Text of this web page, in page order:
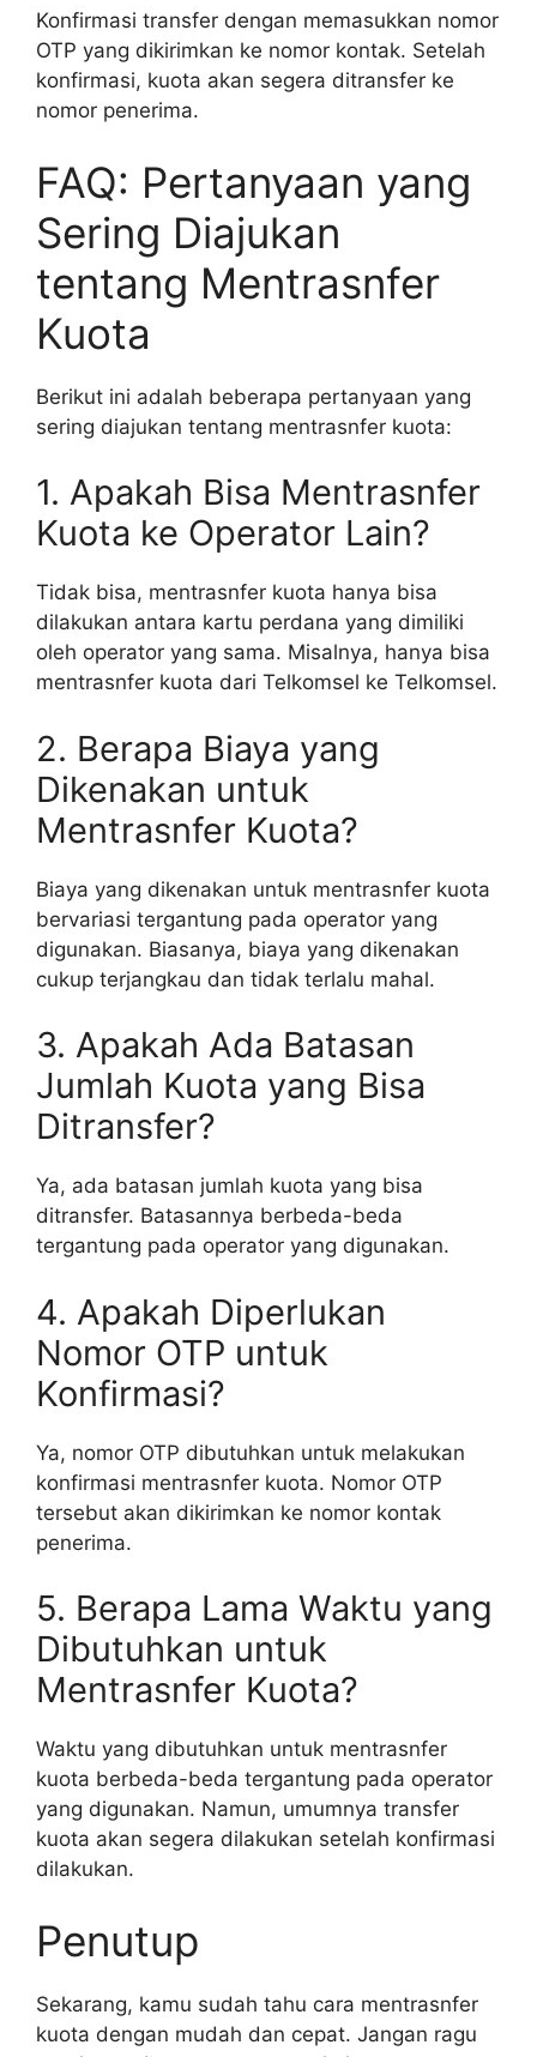
Konfirmasi transfer dengan memasukkan nomor
OTP yang dikirimkan ke nomor kontak. Setelah
konfirmasi, kuota akan segera ditransfer ke
nomor penerima.
FAQ: Pertanyaan yang
Sering Diajukan
tentang Mentrasnfer
Kuota
Berikut ini adalah beberapa pertanyaan yang
sering diajukan tentang mentrasnfer kuota:
1. Apakah Bisa Mentrasnfer
Kuota ke Operator Lain?
Tidak bisa, mentrasnfer kuota hanya bisa
dilakukan antara kartu perdana yang dimiliki
oleh operator yang sama. Misalnya, hanya bisa
mentrasnfer kuota dari Telkomsel ke Telkomsel.
2. Berapa Biaya yang
Dikenakan untuk
Mentrasnfer Kuota?
Biaya yang dikenakan untuk mentrasnfer kuota
bervariasi tergantung pada operator yang
digunakan. Biasanya, biaya yang dikenakan
cukup terjangkau dan tidak terlalu mahal.
3. Apakah Ada Batasan
Jumlah Kuota yang Bisa
Ditransfer?
Ya, ada batasan jumlah kuota yang bisa
ditransfer. Batasannya berbeda-beda
tergantung pada operator yang digunakan.
4. Apakah Diperlukan
Nomor OTP untuk
Konfirmasi?
Ya, nomor OTP dibutuhkan untuk melakukan
konfirmasi mentrasnfer kuota. Nomor OTP
tersebut akan dikirimkan ke nomor kontak
penerima.
5. Berapa Lama Waktu yang
Dibutuhkan untuk
Mentrasnfer Kuota?
Waktu yang dibutuhkan untuk mentrasnfer
kuota berbeda-beda tergantung pada operator
yang digunakan. Namun, umumnya transfer
kuota akan segera dilakukan setelah konfirmasi
dilakukan.
Penutup
Sekarang, kamu sudah tahu cara mentrasnfer
kuota dengan mudah dan cepat. Jangan ragu